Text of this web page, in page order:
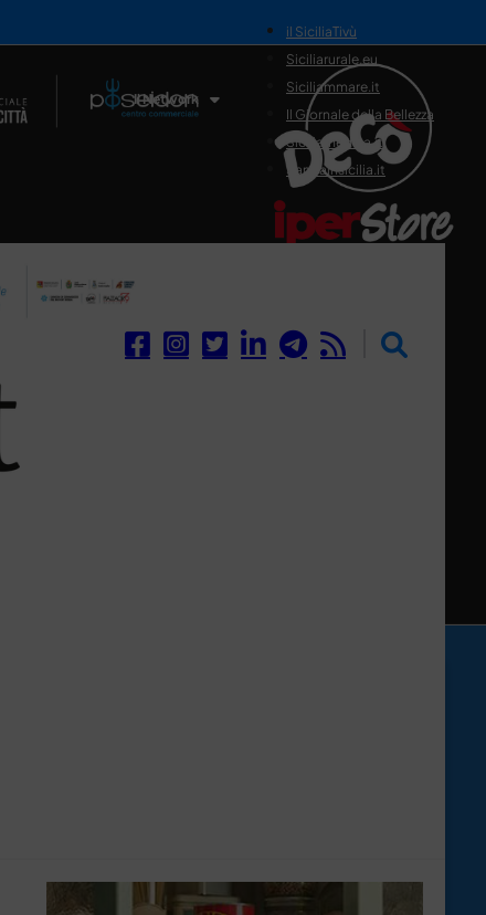
Il Network
il SiciliaTivù
Siciliarurale.eu
Siciliammare.it
Il Giornale della Bellezza
Siciliamedica.it
Sanitainsicilia.it